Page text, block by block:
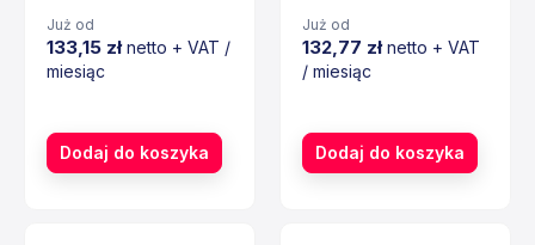
Już od
133,15 złnetto + VAT /
miesiąc
Dodaj do koszyka
Już od
132,77 złnetto + VAT
/ miesiąc
Dodaj do koszyka